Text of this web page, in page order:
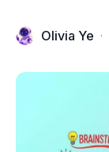
Olivia Ye ·